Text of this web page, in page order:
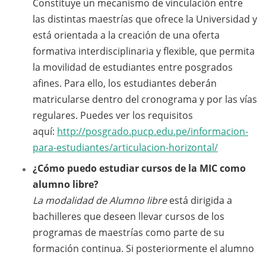
Constituye un mecanismo de vinculación entre
las distintas maestrías que ofrece la Universidad y
está orientada a la creación de una oferta
formativa interdisciplinaria y flexible, que permita
la movilidad de estudiantes entre posgrados
afines. Para ello, los estudiantes deberán
matricularse dentro del cronograma y por las vías
regulares. Puedes ver los requisitos
aquí: http://posgrado.pucp.edu.pe/informacion-
para-estudiantes/articulacion-horizontal/
¿Cómo puedo estudiar cursos de la MIC como
alumno libre?
La modalidad de Alumno libreestá dirigida a
bachilleres que deseen llevar cursos de los
programas de maestrías como parte de su
formación continua. Si posteriormente el alumno